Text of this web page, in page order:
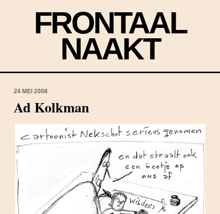
FRONTAAL
NAAKT
24 MEI 2008
Ad Kolkman